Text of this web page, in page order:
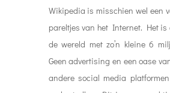
Wikipedia is misschien wel een
pareltjes van het Internet. Het is
de wereld met zo’n kleine 6
Geen advertising en een oase
andere social media